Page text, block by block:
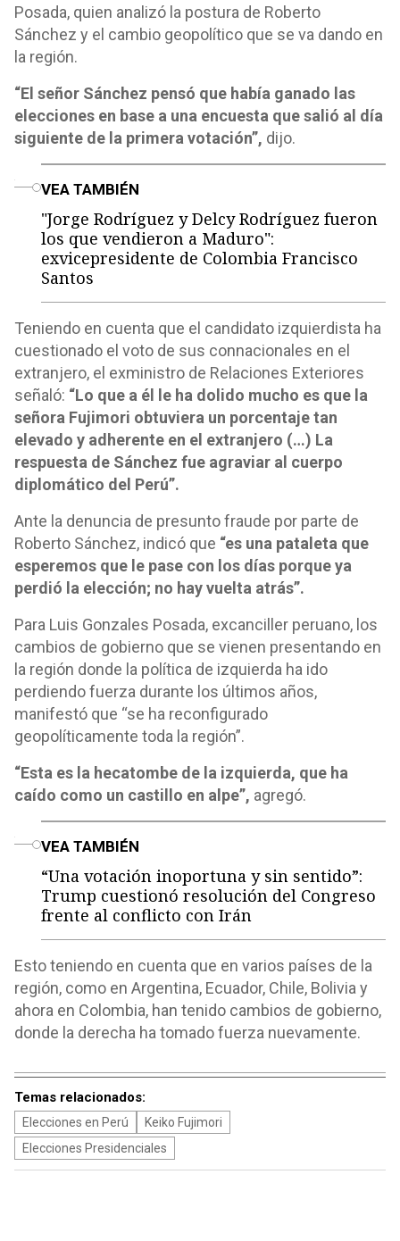
Posada, quien analizó la postura de Roberto
Sánchez y el cambio geopolítico que se va dando en
la región.
“El señor Sánchez pensó que había ganado las
elecciones en base a una encuesta que salió al día
siguiente de la primera votación”, dijo.
VEA TAMBIÉN
"Jorge Rodríguez y Delcy Rodríguez fueron
los que vendieron a Maduro":
exvicepresidente de Colombia Francisco
Santos
Teniendo en cuenta que el candidato izquierdista ha
cuestionado el voto de sus connacionales en el
extranjero, el exministro de Relaciones Exteriores
señaló: “Lo que a él le ha dolido mucho es que la
señora Fujimori obtuviera un porcentaje tan
elevado y adherente en el extranjero (…) La
respuesta de Sánchez fue agraviar al cuerpo
diplomático del Perú”.
Ante la denuncia de presunto fraude por parte de
Roberto Sánchez, indicó que “es una pataleta que
esperemos que le pase con los días porque ya
perdió la elección; no hay vuelta atrás”.
Para Luis Gonzales Posada, excanciller peruano, los
cambios de gobierno que se vienen presentando en
la región donde la política de izquierda ha ido
perdiendo fuerza durante los últimos años,
manifestó que “se ha reconfigurado
geopolíticamente toda la región”.
“Esta es la hecatombe de la izquierda, que ha
caído como un castillo en alpe”, agregó.
VEA TAMBIÉN
“Una votación inoportuna y sin sentido”:
Trump cuestionó resolución del Congreso
frente al conflicto con Irán
Esto teniendo en cuenta que en varios países de la
región, como en Argentina, Ecuador, Chile, Bolivia y
ahora en Colombia, han tenido cambios de gobierno,
donde la derecha ha tomado fuerza nuevamente.
Temas relacionados:
Elecciones en Perú
Keiko Fujimori
Elecciones Presidenciales